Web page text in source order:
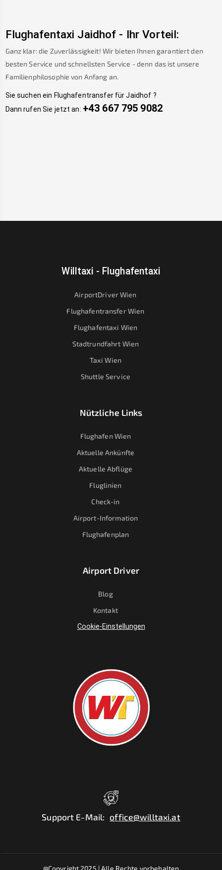
Flughafentaxi Jaidhof - Ihr Vorteil:
Ganz klar: die Zuverlässigkeit! Wir bieten Ihnen garantiert den
besten Service und schnellsten Service - denn das ist unsere
Familienphilosophie von Anfang an.
Sie suchen ein Flughafentransfer für Jaidhof ?
Dann rufen Sie jetzt an: +43 667 795 9082
Willtaxi - Flughafentaxi
AirportDriver Wien
Flughafentransfer Wien
Flughafentaxi Wien
Stadtrundfahrt Wien
Taxi Wien
Shuttle Service
Nützliche Links
Flughafen Wien
Aktuelle Ankünfte
Aktuelle Abflüge
Fluglinien
Check-in
Airport-Information
Flughafenplan
Airport Driver
Blog
Kontakt
Cookie-Einstellungen
Support E-Mail: office@willtaxi.at